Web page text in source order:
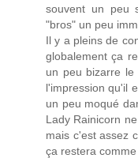
souvent un peu
"bros" un peu
Il y a pleins de
globalement ça
un peu bizarre
l'impression qu'il
un peu moqué
Lady Rainicorn
mais c'est assez
ça restera comme